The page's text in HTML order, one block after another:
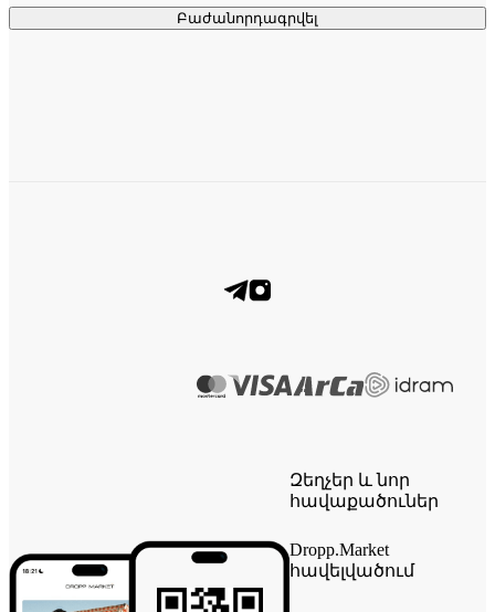
Բաժանորդագրվել
Զեղչեր և նոր
հավաքածուներ
Dropp.Market
հավելվածում